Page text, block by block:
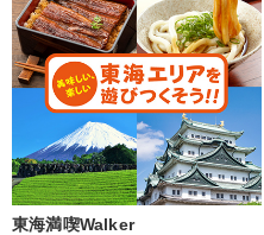
東海満喫Walker